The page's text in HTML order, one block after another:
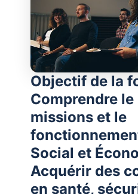
Objectif de la
Comprendre le
missions et le
Social et
Acquérir des
en santé,